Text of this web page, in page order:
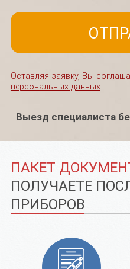
Оставляя заявку, Вы
персональных данных
Выезд специалиста
ПАКЕТ
ПОЛУЧАЕТЕ
ПРИБОРОВ